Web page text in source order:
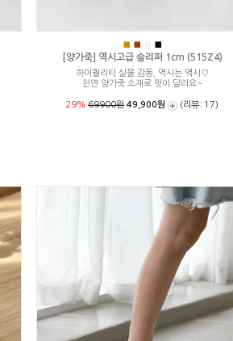
■ ■ ■
[양가죽] 역시고급 슬리퍼 1cm (515Z4)
하이퀄리티 실물 감동, 역시는 역시♡
천연 양가죽 소재로 핏이 달라요~
29% 69900원 49,900원 (리뷰: 17)